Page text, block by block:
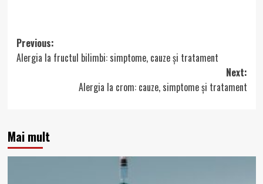
Post
navigation
Previous:
Alergia la fructul bilimbi: simptome, cauze și tratament
Next:
Alergia la crom: cauze, simptome și tratament
Mai mult